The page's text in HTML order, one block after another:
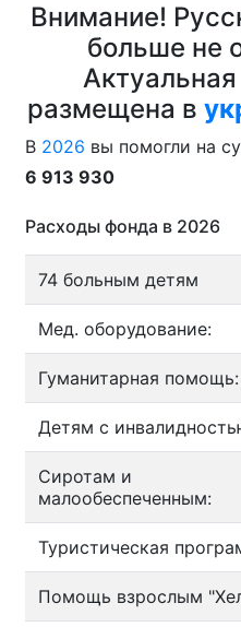
Внимание!
больше не
размещена в
В 2026 вы помогли на
6 913 930
Расходы фонда в 2026
74 больным детям
Мед. оборудование:
Гуманитарная помощь:
Детям с
Сиротам и
малообеспеченным:
Туристическая
Помощь взрослым